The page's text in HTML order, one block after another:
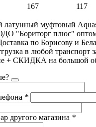
167 117
латунный муфтовый
"Бориторг плюс"
по Борисову и
в любой транспорт
+ СКИДКА на большой
*
другого магазина *